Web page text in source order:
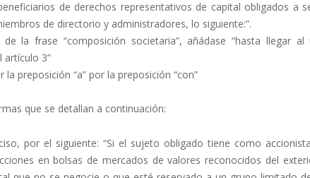
de derechos representativos de capital obligados a
de directorio y administradores, lo siguiente:”.
la frase “composición societaria”, añádase “hasta llegar
artículo 3”
la preposición “a” por la preposición “con”
que se detallan a continuación:
por el siguiente: “Si el sujeto obligado tiene como
en bolsas de mercados de valores reconocidos del